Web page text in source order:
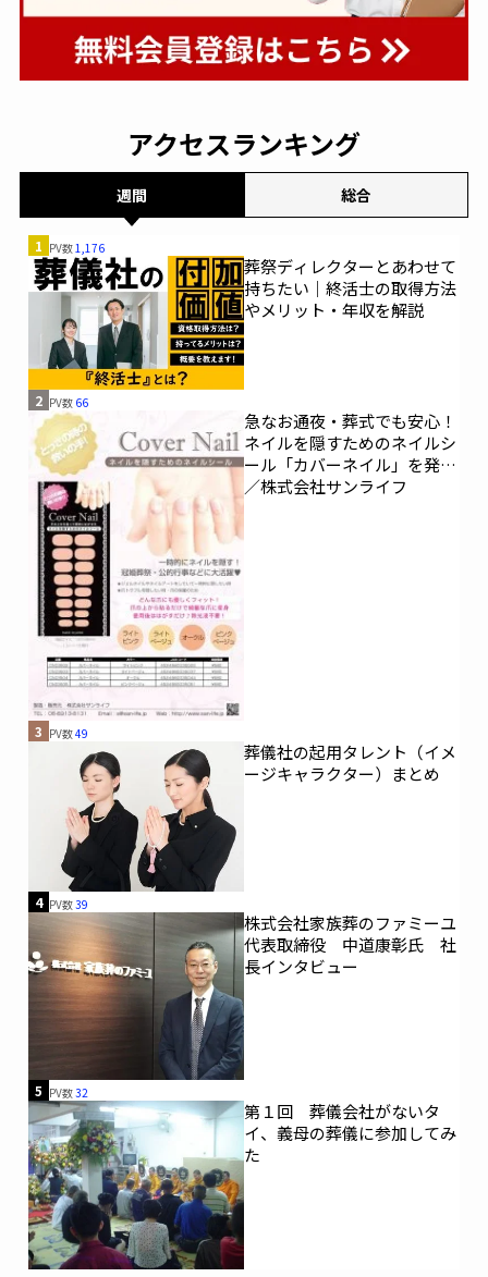
アクセスランキング
週間 総合
1 PV数1,176
葬祭ディレクターとあわせて
持ちたい｜終活士の取得方法
やメリット・年収を解説
2 PV数 66
急なお通夜・葬式でも安心！
ネイルを隠すためのネイルシ
ール「カバーネイル」を発売
／株式会社サンライフ
3 PV数49
葬儀社の起用タレント（イメ
ージキャラクター）まとめ
4 PV数39
株式会社家族葬のファミーユ
代表取締役 中道康彰氏 社
長インタビュー
5 PV数32
第１回 葬儀会社がないタ
イ、義母の葬儀に参加してみ
た